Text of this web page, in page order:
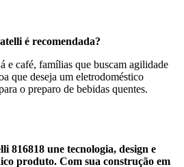
é recomendada?
e café, famílias que buscam agilidade
que deseja um eletrodoméstico
o preparo de bebidas quentes.
816818 une tecnologia, design e
produto. Com sua construção em